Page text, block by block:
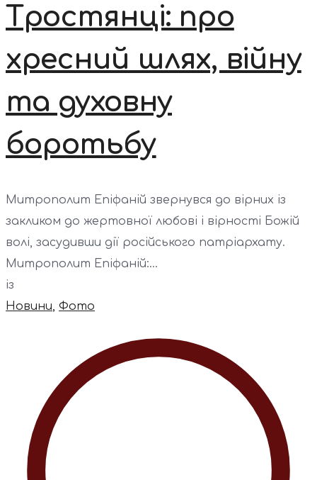
Тростянці: про
хресний шлях, війну
та духовну
боротьбу
Митрополит Епіфаній звернувся до вірних із
закликом до жертовної любові і вірності Божій
волі, засудивши дії російського патріархату.
Митрополит Епіфаній:...
із
Новини, Фото